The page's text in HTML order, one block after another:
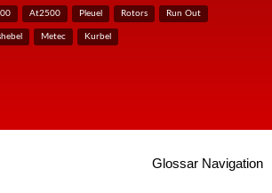
At2500 Pleuel Rotors Run Out
Metec Kurbel
Glossar Navigation